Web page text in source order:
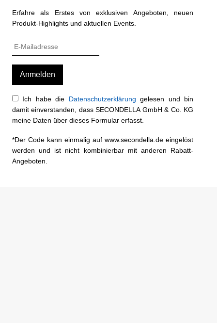
Erfahre als Erstes von exklusiven Angeboten, neuen
Produkt-Highlights und aktuellen Events.
Ich habe die Datenschutzerklärung gelesen und bin
damit einverstanden, dass SECONDELLA GmbH & Co. KG
meine Daten über dieses Formular erfasst.
*Der Code kann einmalig auf www.secondella.de eingelöst
werden und ist nicht kombinierbar mit anderen Rabatt-
Angeboten.